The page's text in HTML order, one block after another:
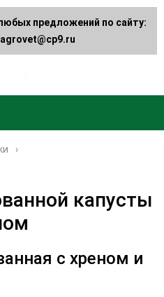
капусты
с хреном и
предложений по сайту: